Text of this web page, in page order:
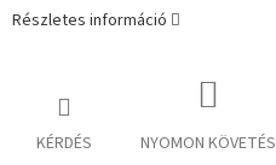
Részletes információ
KÉRDÉS NYOMON KÖVETÉS